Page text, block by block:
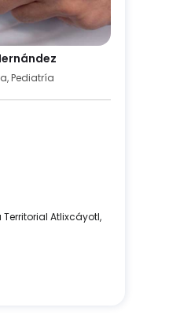
Pediatría
Territorial Atlixcáyotl,